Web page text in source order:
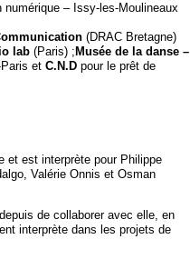
numérique – Issy-les-Moulineaux
(DRAC Bretagne)
lab (Paris) ; Musée de la danse –
et C.N.D pour le prêt de
et est interprète pour Philippe
Valérie Onnis et Osman
de collaborer avec elle, en
interprète dans les projets de